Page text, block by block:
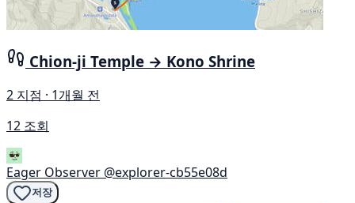
Chion-ji Temple → Kono Shrine
2 지점 · 1개월 전
12 조회
Eager Observer @explorer-cb55e08d
저장